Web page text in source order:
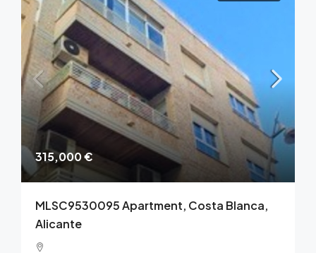
315,000 €
MLSC9530095 Apartment, Costa Blanca,
Alicante